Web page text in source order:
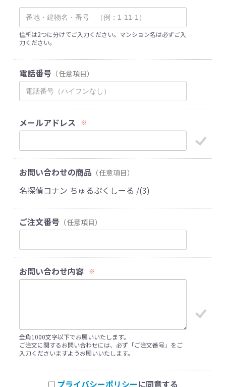
住所は2つに分けてご入力ください。マンション名は必ずご入
力ください。
電話番号 （任意項目）
メールアドレス ※
お問い合わせの商品 （任意項目）
名探偵コナン ちゅるぷくしーる /(3)
ご注文番号 （任意項目）
お問い合わせ内容 ※
全角1000文字以下でお願いいたします。
ご注文に関するお問い合わせには、必ず「ご注文番号」をご
入力くださいますようお願いいたします。
プライバシーポリシーに同意する